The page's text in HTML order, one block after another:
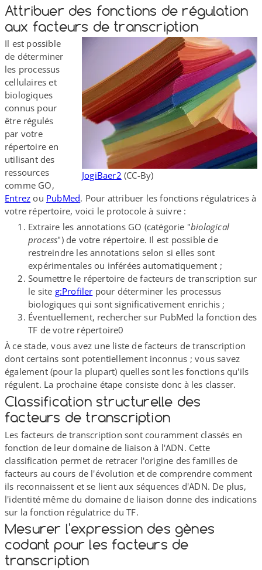
Attribuer des fonctions de régulation
aux facteurs de transcription
JogiBaer2 (CC-​By)
Il est possible
de déterminer
les processus
cellulaires et
biologiques
connus pour
être régulés
par votre
répertoire en
utilisant des
ressources
comme GO,
Entrez ou PubMed. Pour attribuer les fonctions régulatrices à
votre répertoire, voici le protocole à suivre :
Extraire les annotations GO (catégorie "biological
process") de votre répertoire. Il est possible de
restreindre les annotations selon si elles sont
expérimentales ou inférées automatiquement ;
Soumettre le répertoire de facteurs de transcription sur
le site g:Profiler pour déterminer les processus
biologiques qui sont significativement enrichis ;
Éventuellement, rechercher sur PubMed la fonction des
TF de votre répertoire0
À ce stade, vous avez une liste de facteurs de transcription
dont certains sont potentiellement inconnus ; vous savez
également (pour la plupart) quelles sont les fonctions qu'ils
régulent. La prochaine étape consiste donc à les classer.
Classification structurelle des
facteurs de transcription
Les facteurs de transcription sont couramment classés en
fonction de leur domaine de liaison à l'ADN. Cette
classification permet de retracer l'origine des familles de
facteurs au cours de l'évolution et de comprendre comment
ils reconnaissent et se lient aux séquences d'ADN. De plus,
l'identité même du domaine de liaison donne des indications
sur la fonction régulatrice du TF.
Mesurer l'expression des gènes
codant pour les facteurs de
transcription